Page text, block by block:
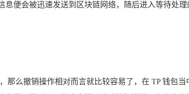
便会被迅速发送到区块链网络，随后进入等待处理
么撤销操作相对而言就比较容易了，在 TP 钱包